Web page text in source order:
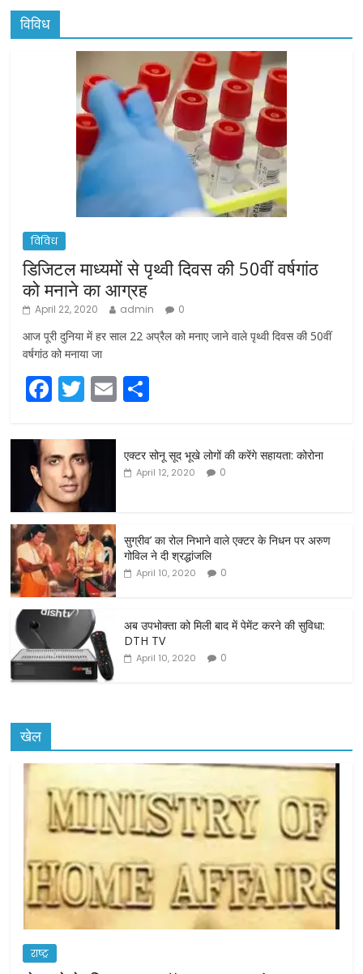
विविध
विविध
डिजिटल माध्यमों से पृथ्वी दिवस की 50वीं वर्षगांठ
को मनाने का आग्रह
April 22, 2020 admin 0
आज पूरी दुनिया में हर साल 22 अप्रैल को मनाए जाने वाले पृथ्वी दिवस की 50वीं
वर्षगांठ को मनाया जा
F
a
c
e
b
o
o
k
T
w
itt
er
E
m
ar
e
एक्टर सोनू सूद भूखे लोगों की करेंगे सहायता: कोरोना
April 12, 2020 0
सुग्रीव’ का रोल निभाने वाले एक्टर के निधन पर अरुण
गोविल ने दी श्रद्धांजलि
April 10, 2020 0
अब उपभोक्ता को मिली बाद में पेमेंट करने की सुविधा:
DTH TV
April 10, 2020 0
खेल
राष्ट्र